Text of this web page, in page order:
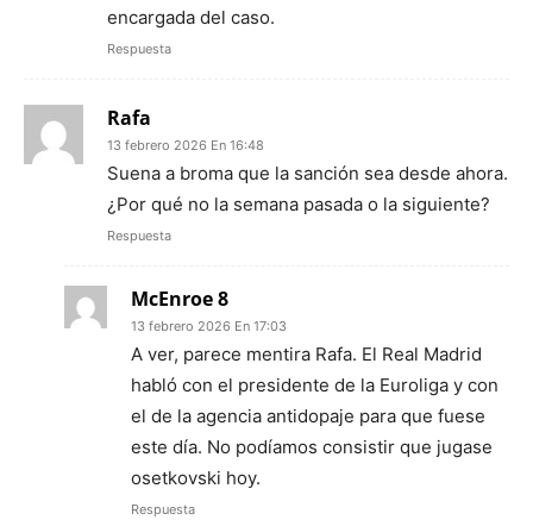
encargada del caso.
Respuesta
Rafa
13 febrero 2026 En 16:48
Suena a broma que la sanción sea desde ahora.
¿Por qué no la semana pasada o la siguiente?
Respuesta
McEnroe 8
13 febrero 2026 En 17:03
A ver, parece mentira Rafa. El Real Madrid
habló con el presidente de la Euroliga y con
el de la agencia antidopaje para que fuese
este día. No podíamos consistir que jugase
osetkovski hoy.
Respuesta